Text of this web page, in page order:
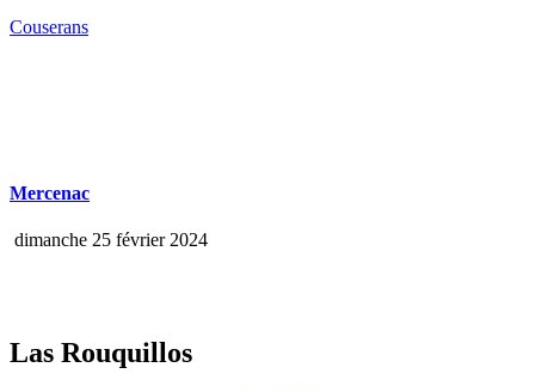
Couserans
Mercenac
dimanche 25 février 2024
Las Rouquillos